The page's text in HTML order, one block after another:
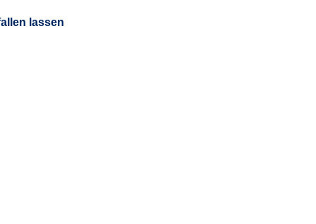
lassen